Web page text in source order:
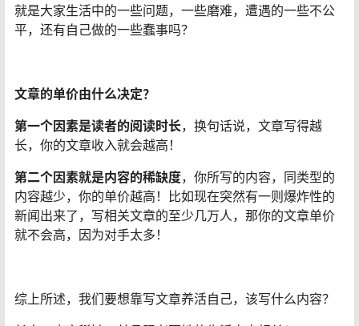
就是大家生活中的一些问题，一些磨难，遭遇的一些不公
平，还有自己做的一些蠢事吗？
文章的单价由什么决定？
第一个因素是读者的阅读时长，换句话说，文章写得越
长，你的文章收入就会越高！
第二个因素就是内容的稀缺度，你所写的内容，同类型的
内容越少，你的单价越高！比如现在突然有一则爆炸性的
新闻出来了，写相关文章的至少几万人，那你的文章单价
就不会高，因为对手太多！
综上所述，我们要想靠写文章养活自己，该写什么内容？